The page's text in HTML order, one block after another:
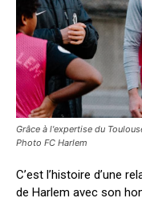
Grâce à l'expertise du
Photo FC Harlem
C’est l’histoire d’une
de Harlem avec son